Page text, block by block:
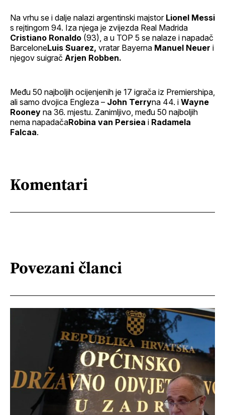
Na vrhu se i dalje nalazi argentinski majstor Lionel Messi
s rejtingom 94. Iza njega je zvijezda Real Madrida
Cristiano Ronaldo (93), a u TOP 5 se nalaze i napadač
BarceloneLuis Suarez, vratar Bayerna Manuel Neuer i
njegov suigrač Arjen Robben.
Među 50 najboljih ocijenjenih je 17 igrača iz Premiershipa,
ali samo dvojica Engleza – John Terryna 44. i Wayne
Rooney na 36. mjestu. Zanimljivo, među 50 najboljih
nema napadačaRobina van Persiea i Radamela
Falcaa.
Komentari
Povezani članci